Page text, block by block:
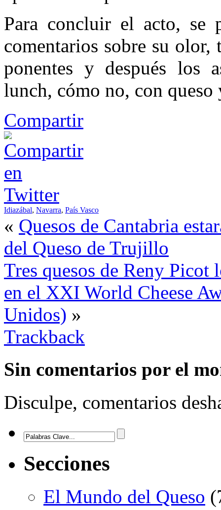
Para concluir el acto, se
comentarios sobre su
ponentes y después los
lunch, cómo no, con
Compartir
Idiazábal, Navarra, País Vasco
« Quesos de Cantabria
del Queso de Trujillo
Tres quesos de Reny Picot
en el XXI World Cheese
Unidos) »
Trackback
Sin comentarios por el
Disculpe, comentarios
Secciones
El Mundo del Queso